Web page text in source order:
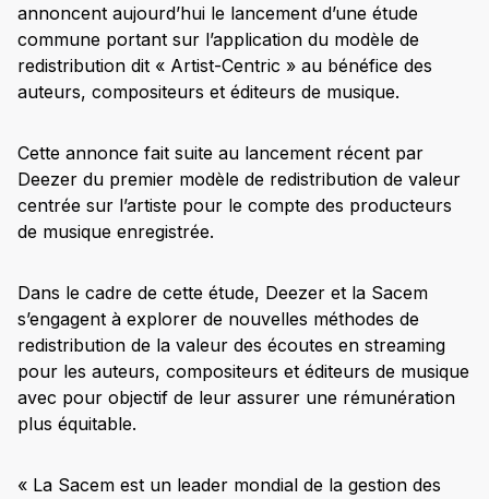
annoncent aujourd’hui le lancement d’une étude
commune portant sur l’application du modèle de
redistribution dit « Artist-Centric » au bénéfice des
auteurs, compositeurs et éditeurs de musique.
Cette annonce fait suite au lancement récent par
Deezer du premier modèle de redistribution de valeur
centrée sur l’artiste pour le compte des producteurs
de musique enregistrée.
Dans le cadre de cette étude, Deezer et la Sacem
s’engagent à explorer de nouvelles méthodes de
redistribution de la valeur des écoutes en streaming
pour les auteurs, compositeurs et éditeurs de musique
avec pour objectif de leur assurer une rémunération
plus équitable.
« La Sacem est un leader mondial de la gestion des